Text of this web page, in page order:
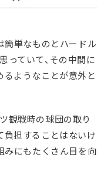
簡単なものとハードル
っていて、その中間に
るようなことが意外と
観戦時の球団の取り
負担することはないけ
みにもたくさん目を向